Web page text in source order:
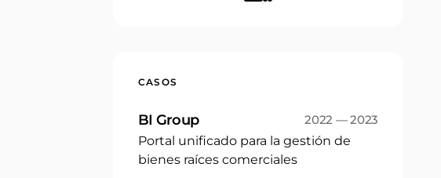
CASOS
BI Group
2022 — 2023
Portal unificado para la gestión de
bienes raíces comerciales